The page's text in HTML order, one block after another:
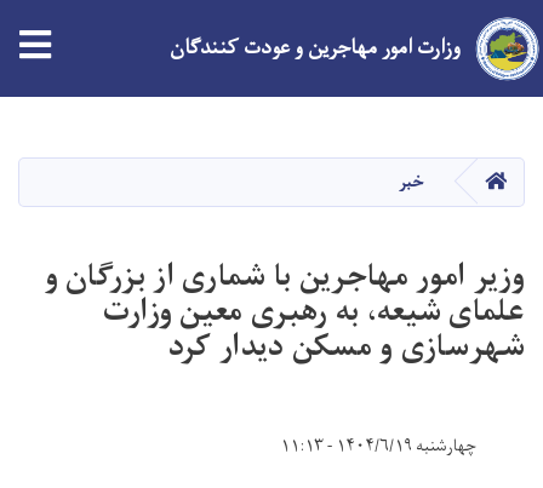
content
وزارت امور مهاجرین و عودت کنندگان
HOME خبر
وزیر امور مهاجرین با شماری از بزرگان و
علمای شیعه، به رهبری معین وزارت
شهرسازی و مسکن دیدار کرد
چهارشنبه ۱۴۰۴/۶/۱۹ - ۱۱:۱۳